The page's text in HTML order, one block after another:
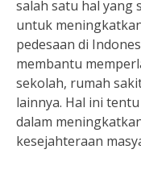
salah satu hal yang
untuk
pedesaan di
membantu
sekolah, rumah
lainnya. Hal ini
dalam
kesejahteraan